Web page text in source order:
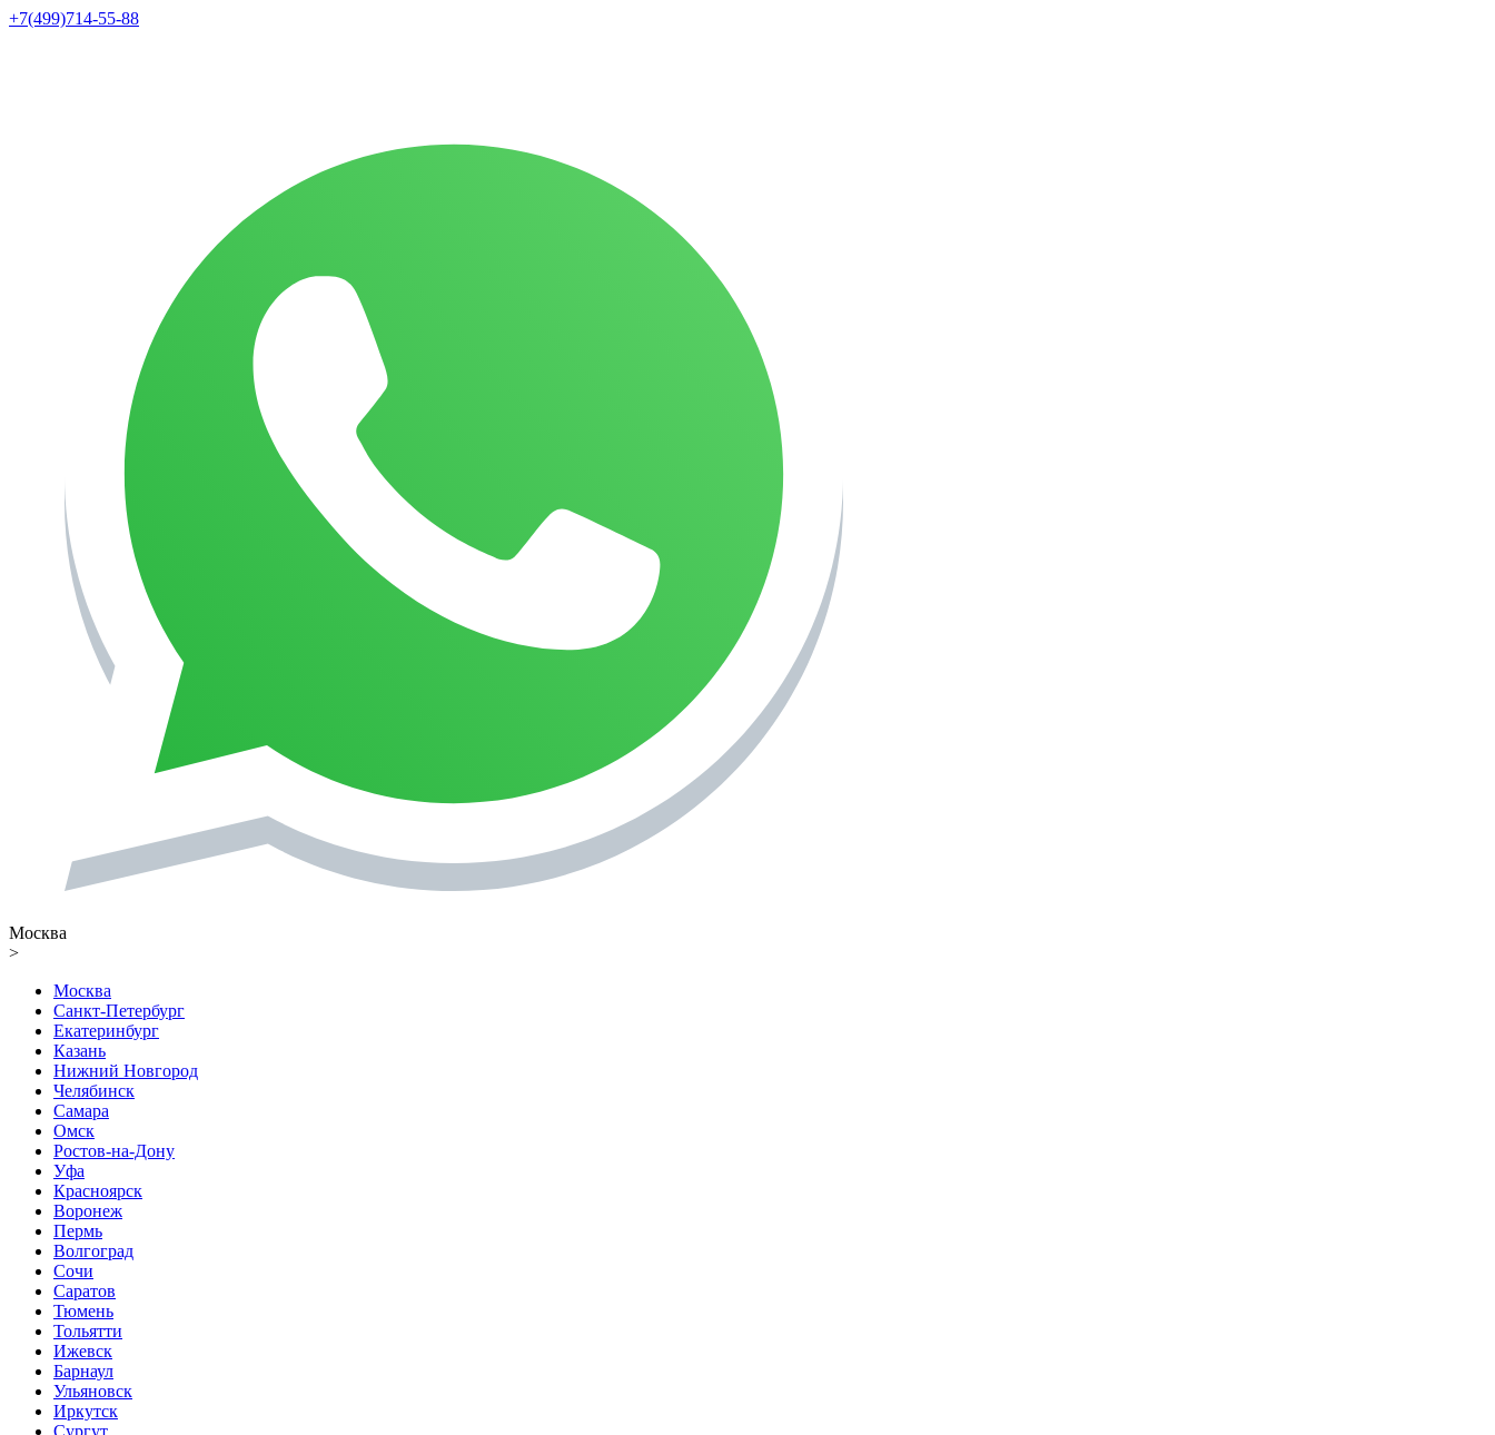
+7(499)714-55-88
Москва
>
Москва
Санкт-Петербург
Екатеринбург
Казань
Нижний Новгород
Челябинск
Самара
Омск
Ростов-на-Дону
Уфа
Красноярск
Воронеж
Пермь
Волгоград
Сочи
Саратов
Тюмень
Тольятти
Ижевск
Барнаул
Ульяновск
Иркутск
Сургут